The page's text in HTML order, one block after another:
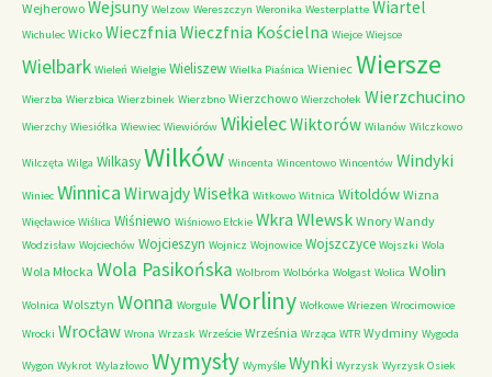
Wejherowo Wejsuny Welzow Wereszczyn Weronika Westerplatte Wiartel
Wichulec Wicko Wieczfnia Wieczfnia Kościelna Wiejce Wiejsce
Wielbark Wieleń Wielgie Wieliszew Wielka Piaśnica Wieniec Wiersze
Wierzba Wierzbica Wierzbinek Wierzbno Wierzchowo Wierzchołek Wierzchucino
Wierzchy Wiesiółka Wiewiec Wiewiórów WikielecWiktorów Wilanów Wilczkowo
Wilczęta Wilga WilkasyWilków Wincenta Wincentowo Wincentów Windyki
Winiec Winnica WirwajdyWisełka Witkowo Witnica Witoldów Wizna
Więcławice Wiślica Wiśniewo Wiśniowo Ełckie Wkra Wlewsk Wnory Wandy
Wodzisław Wojciechów Wojcieszyn Wojnicz Wojnowice Wojszczyce Wojszki Wola
Wola Młocka Wola Pasikońska Wolbrom Wolbórka Wolgast Wolica Wolin
Wolnica Wolsztyn Wonna Worgule Worliny Wołkowe Wriezen Wrocimowice
Wrocki Wrocław Wrona Wrzask Wrzeście Września Wrząca WTR Wydminy Wygoda
Wygon Wykrot Wylazłowo Wymysły Wymyśle Wynki Wyrzysk Wyrzysk Osiek